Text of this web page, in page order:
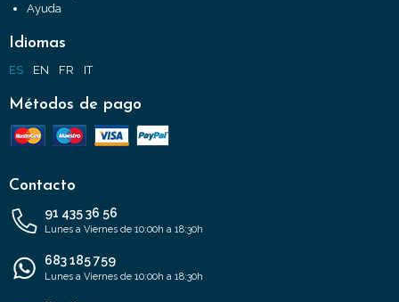
Ayuda
Idiomas
ES EN FR IT
Métodos de pago
Contacto
91 435 36 56
Lunes a Viernes de 10:00h a 18:30h
683 185 759
Lunes a Viernes de 10:00h a 18:30h